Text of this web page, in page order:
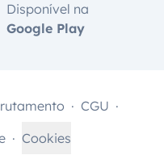
Disponível na
Google Play
CGU
Cookies